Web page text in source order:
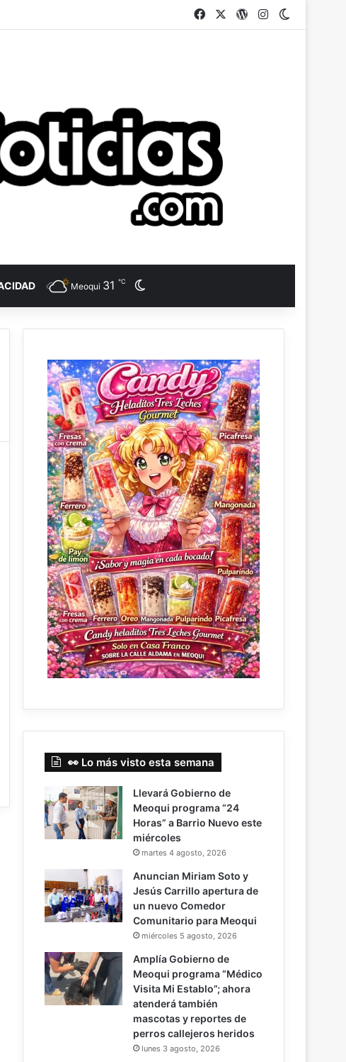
Facebook WordPress
Instagram
Meoqui 31 ℃
👀 Lo más visto esta semana
Llevará Gobierno de
Meoqui programa “24
Horas” a Barrio Nuevo este
miércoles
martes 4 agosto, 2026
Anuncian Miriam Soto y
Jesús Carrillo apertura de
un nuevo Comedor
Comunitario para Meoqui
miércoles 5 agosto, 2026
Amplía Gobierno de
Meoqui programa “Médico
Visita Mi Establo”; ahora
atenderá también
mascotas y reportes de
perros callejeros heridos
lunes 3 agosto, 2026